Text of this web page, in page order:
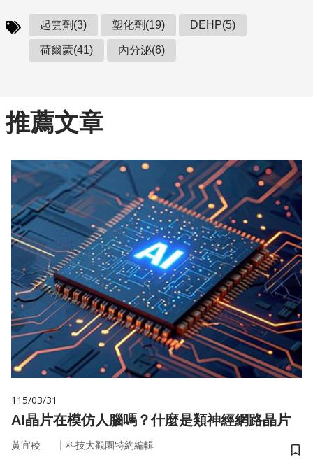
起雲劑(3) 塑化劑(19) DEHP(5)
荷爾蒙(41) 內分泌(6)
推薦文章
115/03/31
AI晶片在模仿人腦嗎？什麼是類神經網路晶片
黃宜稜 ｜ 科技大觀園特約編輯
儲